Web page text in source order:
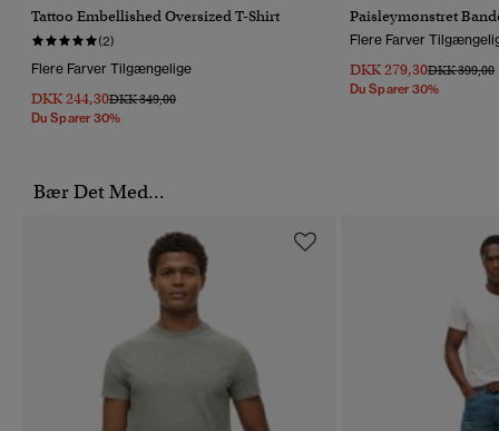
Tattoo Embellished Oversized T-Shirt
(2)
Flere Farver Tilgængelige
DKK 244,30Pris Nedsat Fra
DKK 349,00Til
Du Sparer 30%
Paisleymønstret
Flere Farver
DKK 279,30Pris Nedsat
DKK 399,00
Du Sparer 30%
Bær Det Med...